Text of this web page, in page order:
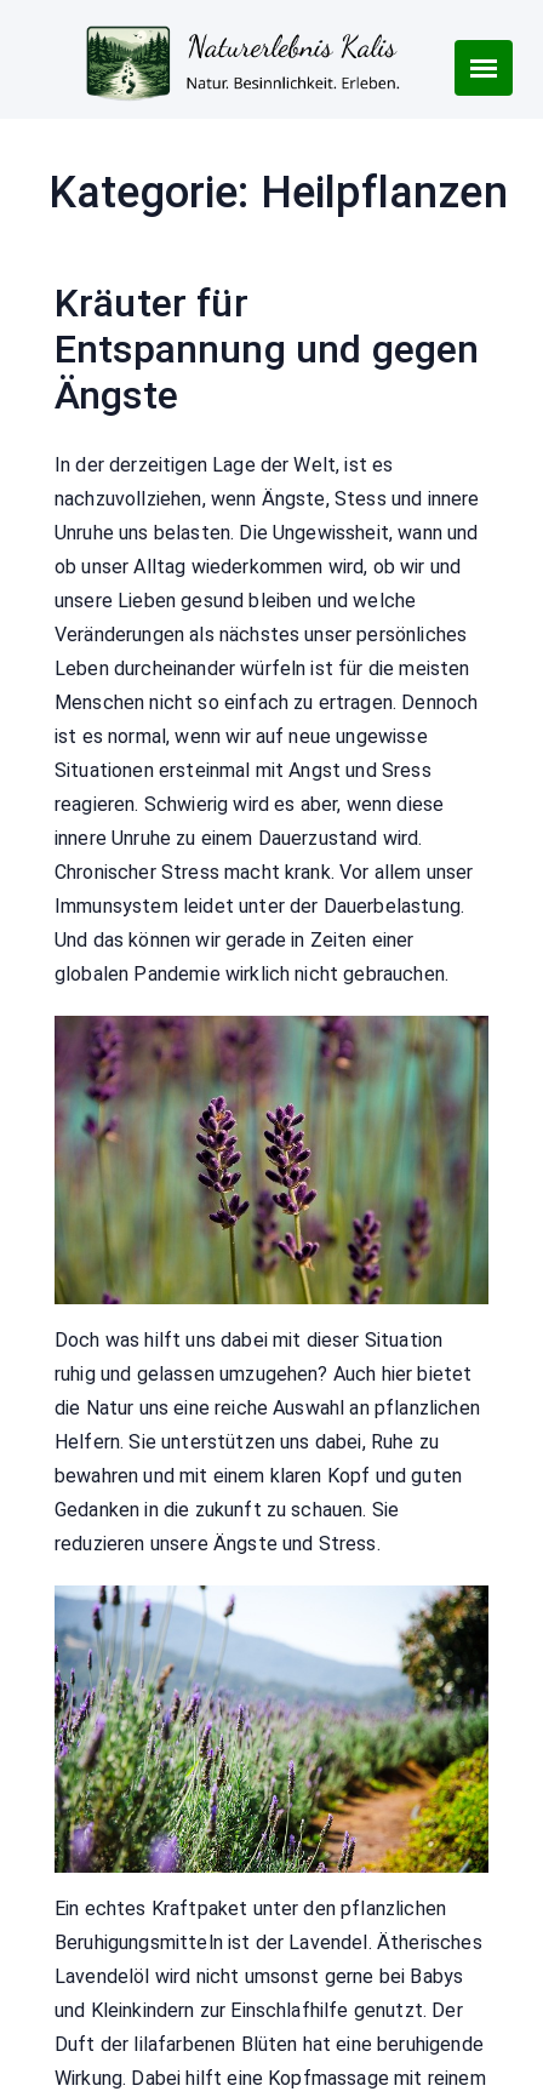
Kategorie: Heilpflanzen
Kräuter für
Entspannung und gegen
Ängste
In der derzeitigen Lage der Welt, ist es
nachzuvollziehen, wenn Ängste, Stess und innere
Unruhe uns belasten. Die Ungewissheit, wann und
ob unser Alltag wiederkommen wird, ob wir und
unsere Lieben gesund bleiben und welche
Veränderungen als nächstes unser persönliches
Leben durcheinander würfeln ist für die meisten
Menschen nicht so einfach zu ertragen. Dennoch
ist es normal, wenn wir auf neue ungewisse
Situationen ersteinmal mit Angst und Sress
reagieren. Schwierig wird es aber, wenn diese
innere Unruhe zu einem Dauerzustand wird.
Chronischer Stress macht krank. Vor allem unser
Immunsystem leidet unter der Dauerbelastung.
Und das können wir gerade in Zeiten einer
globalen Pandemie wirklich nicht gebrauchen.
Doch was hilft uns dabei mit dieser Situation
ruhig und gelassen umzugehen? Auch hier bietet
die Natur uns eine reiche Auswahl an pflanzlichen
Helfern. Sie unterstützen uns dabei, Ruhe zu
bewahren und mit einem klaren Kopf und guten
Gedanken in die zukunft zu schauen. Sie
reduzieren unsere Ängste und Stress.
Ein echtes Kraftpaket unter den pflanzlichen
Beruhigungsmitteln ist der Lavendel. Ätherisches
Lavendelöl wird nicht umsonst gerne bei Babys
und Kleinkindern zur Einschlafhilfe genutzt. Der
Duft der lilafarbenen Blüten hat eine beruhigende
Wirkung. Dabei hilft eine Kopfmassage mit reinem